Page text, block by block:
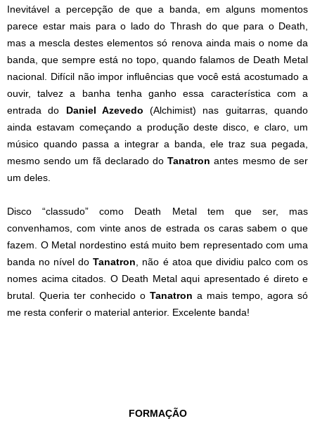
Inevitável a percepção de que a banda, em alguns momentos
parece estar mais para o lado do Thrash do que para o Death,
mas a mescla destes elementos só renova ainda mais o nome da
banda, que sempre está no topo, quando falamos de Death Metal
nacional. Difícil não impor influências que você está acostumado a
ouvir, talvez a banha tenha ganho essa característica com a
entrada do Daniel Azevedo (Alchimist) nas guitarras, quando
ainda estavam começando a produção deste disco, e claro, um
músico quando passa a integrar a banda, ele traz sua pegada,
mesmo sendo um fã declarado doTanatronantes mesmo de ser
um deles.
Disco “classudo” como Death Metal tem que ser, mas
convenhamos, com vinte anos de estrada os caras sabem o que
fazem. O Metal nordestino está muito bem representado com uma
banda no nível doTanatron , não é atoa que dividiu palco com os
nomes acima citados. O Death Metal aqui apresentado é direto e
brutal. Queria ter conhecido o Tanatron a mais tempo, agora só
me resta conferir o material anterior. Excelente banda!
FORMAÇÃO